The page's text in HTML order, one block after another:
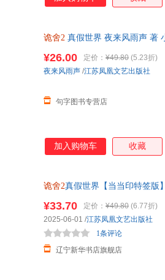
诡舍2 真假世界 夜来风雨声 著
¥26.00 定价： ¥49.80 (5.23折)
句字图书专营店
夜来风雨声 /江苏凤凰文艺出版社
加入购物车 收藏
诡舍2真假世界【当当印特签版
¥33.70 定价： ¥49.80 (6.77折)
辽宁新华书店旗舰店
1条评论
2025-06-01 /江苏凤凰文艺出版社